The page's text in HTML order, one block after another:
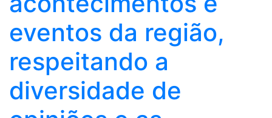
eventos da região,
respeitando a
diversidade de